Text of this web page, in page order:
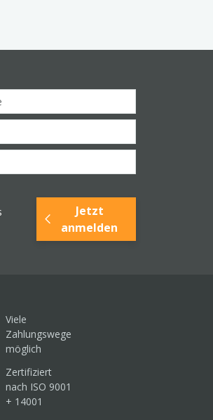
Jetzt
anmelden
Viele
Zahlungswege
möglich
Zertifiziert
nach ISO 9001
+ 14001